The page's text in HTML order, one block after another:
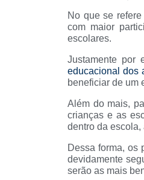
No que se
com maior
escolares.
Justamente por
educacional dos
beneficiar de um
Além do mais,
crianças e as
dentro da escola,
Dessa forma, os
devidamente
serão as mais